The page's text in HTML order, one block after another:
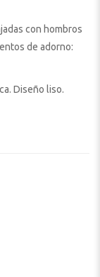
con hombros
de adorno:
Diseño liso.
cantidad